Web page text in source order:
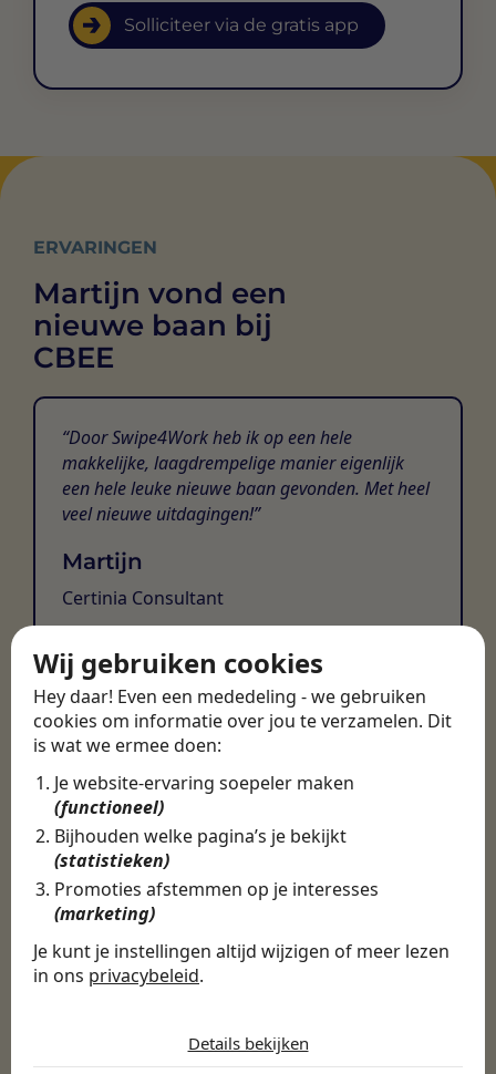
Wij gebruiken cookies
Hey daar! Even een mededeling - we gebruiken
cookies om informatie over jou te verzamelen. Dit
is wat we ermee doen:
Je website-ervaring soepeler maken
(functioneel)
Bijhouden welke pagina’s je bekijkt
(statistieken)
Promoties afstemmen op je interesses
(marketing)
Je kunt je instellingen altijd wijzigen of meer lezen
in ons privacybeleid.
Details bekijken
Solliciteer via de gratis app
ERVARINGEN
Martijn vond een
nieuwe baan bij
CBEE
Door Swipe4Work heb ik op een hele
makkelijke, laagdrempelige manier eigenlijk
een hele leuke nieuwe baan gevonden. Met heel
veel nieuwe uitdagingen!
Martijn
Certinia Consultant